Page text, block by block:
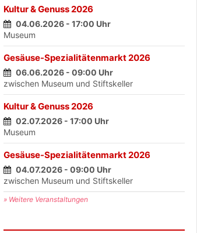
Kultur & Genuss 2026
04.06.2026 - 17:00 Uhr
Museum
Gesäuse-Spezialitätenmarkt 2026
06.06.2026 - 09:00 Uhr
zwischen Museum und Stiftskeller
Kultur & Genuss 2026
02.07.2026 - 17:00 Uhr
Museum
Gesäuse-Spezialitätenmarkt 2026
04.07.2026 - 09:00 Uhr
zwischen Museum und Stiftskeller
» Weitere Veranstaltungen